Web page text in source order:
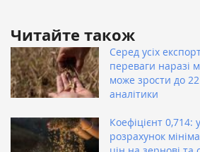
Читайте також
Серед усіх
переваги наразі
може зрости до
аналітики
Коефіцієнт 0,714:
розрахунок